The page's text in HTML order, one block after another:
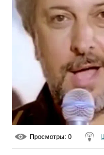
Просмотры: 0